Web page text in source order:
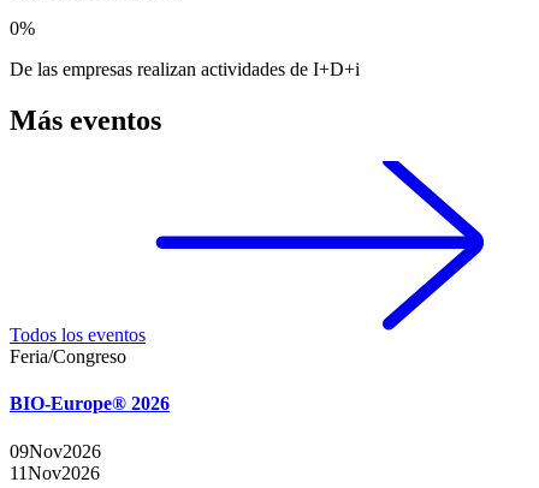
0%
De las empresas realizan actividades de I+D+i
Más eventos
Todos los eventos
Feria/Congreso
BIO-Europe® 2026
09Nov2026
11Nov2026